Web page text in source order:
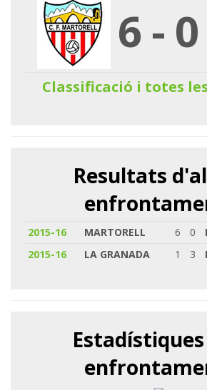
6 - 0
Classificació i totes
Resultats
2015-16 MARTORELL 6 0
2015-16
LA GRANADA 1 3